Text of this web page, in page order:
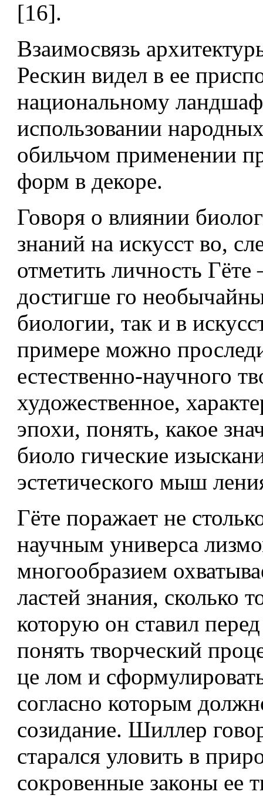
[16].
Взаимосвязь
Рескин видел в ее
национальному
использовании
обильчом примене­нии
форм в декоре.
Говоря о влиянии
знаний на искусст­ во,
отметить личность
достигше­ го
биологии, так и в
примере можно
естест­венно-научного
художественное,
эпохи, понять, какое
биоло­ гические
эстетического мыш­
Гёте поражает не
научным универса­
многообразием
ластей знания, сколько
которую он ставил
понять творческий
це­ лом и
согласно которым
созидание. Шиллер
старался уловить в
сокровенные законы ее